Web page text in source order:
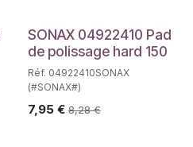
SONAX 04922410 Pad
de polissage hard 150
Réf. 04922410SONAX
(#SONAX#)
7,95€ 8,28€